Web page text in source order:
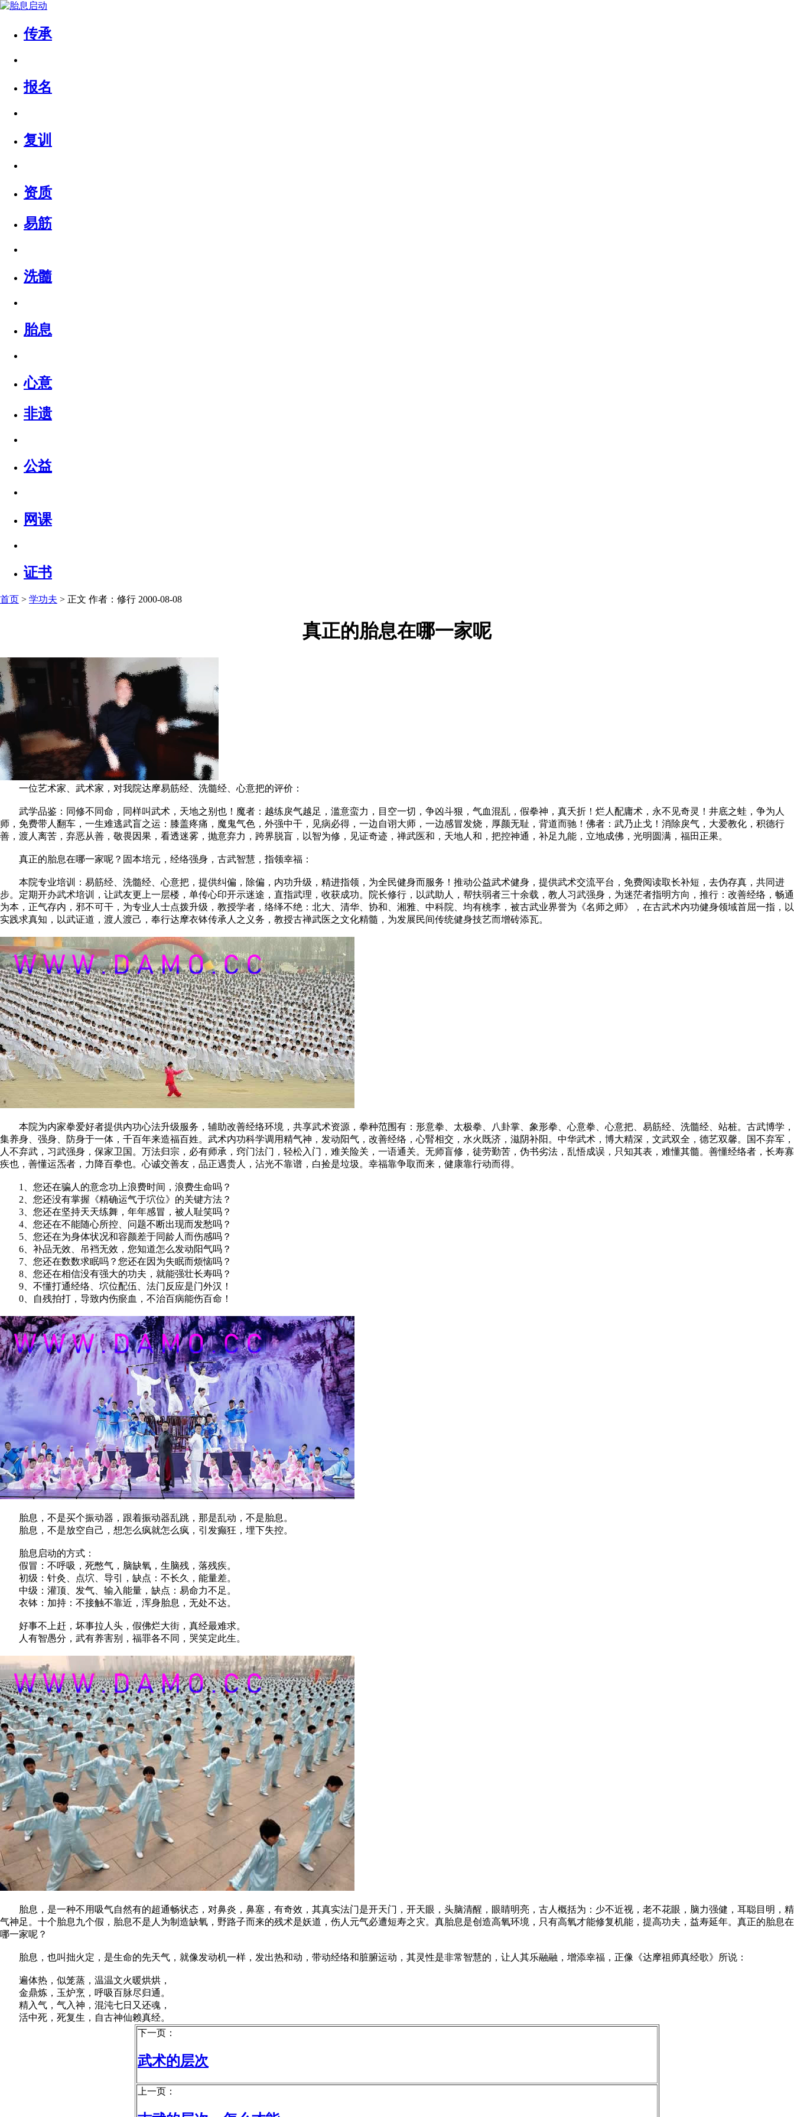
传承
报名
复训
资质
易筋
洗髓
胎息
心意
非遗
公益
网课
证书
首页 > 学功夫 > 正文 作者：修行 2000-08-08
真正的胎息在哪一家呢
一位艺术家、武术家，对我院达摩易筋经、洗髓经、心意把的评价：
武学品鉴：同修不同命，同样叫武术，天地之别也！魔者：越练戾气越足，滥意蛮力，目空一切，争凶斗狠，气血混乱，假拳神，真夭折！烂人配庸术，永不见奇灵！井底之蛙，争为人
师，免费带人翻车，一生难逃武盲之运：膝盖疼痛，魔鬼气色，外强中干，见病必得，一边自诩大师，一边感冒发烧，厚颜无耻，背道而驰！佛者：武乃止戈！消除戾气，大爱教化，积德行
善，渡人离苦，弃恶从善，敬畏因果，看透迷雾，抛意弃力，跨界脱盲，以智为修，见证奇迹，禅武医和，天地人和，把控神通，补足九能，立地成佛，光明圆满，福田正果。
真正的胎息在哪一家呢？固本培元，经络强身，古武智慧，指领幸福：
本院专业培训：易筋经、洗髓经、心意把，提供纠偏，除偏，内功升级，精进指领，为全民健身而服务！推动公益武术健身，提供武术交流平台，免费阅读取长补短，去伪存真，共同进
步。定期开办武术培训，让武友更上一层楼，单传心印开示迷途，直指武理，收获成功。院长修行，以武助人，帮扶弱者三十余载，教人习武强身，为迷茫者指明方向，推行：改善经络，畅通
为本，正气存内，邪不可干，为专业人士点拨升级，教授学者，络绎不绝：北大、清华、协和、湘雅、中科院、均有桃李，被古武业界誉为《名师之师》，在古武术内功健身领域首屈一指，以
实践求真知，以武证道，渡人渡己，奉行达摩衣钵传承人之义务，教授古禅武医之文化精髓，为发展民间传统健身技艺而增砖添瓦。
本院为内家拳爱好者提供内功心法升级服务，辅助改善经络环境，共享武术资源，拳种范围有：形意拳、太极拳、八卦掌、象形拳、心意拳、心意把、易筋经、洗髓经、站桩。古武博学，
集养身、强身、防身于一体，千百年来造福百姓。武术内功科学调用精气神，发动阳气，改善经络，心腎相交，水火既济，滋阴补阳。中华武术，博大精深，文武双全，德艺双馨。国不弃军，
人不弃武，习武强身，保家卫国。万法归宗，必有师承，窍门法门，轻松入门，难关险关，一语通关。无师盲修，徒劳勤苦，伪书劣法，乱悟成误，只知其表，难懂其髓。善懂经络者，长寿寡
疾也，善懂运炁者，力降百拳也。心诚交善友，品正遇贵人，沾光不靠谱，白捡是垃圾。幸福靠争取而来，健康靠行动而得。
1、您还在骗人的意念功上浪费时间，浪费生命吗？
2、您还没有掌握《精确运气于坹位》的关键方法？
3、您还在坚持天天练舞，年年感冒，被人耻笑吗？
4、您还在不能随心所控、问题不断出现而发愁吗？
5、您还在为身体状况和容颜差于同龄人而伤感吗？
6、补品无效、吊裆无效，您知道怎么发动阳气吗？
7、您还在数数求眠吗？您还在因为失眠而烦恼吗？
8、您还在相信没有强大的功夫，就能强壮长寿吗？
9、不懂打通经络、坹位配伍、法门反应是门外汉！
0、自残拍打，导致内伤瘀血，不治百病能伤百命！
胎息，不是买个振动器，跟着振动器乱跳，那是乱动，不是胎息。
胎息，不是放空自己，想怎么疯就怎么疯，引发癫狂，埋下失控。
胎息启动的方式：
假冒：不呼吸，死憋气，脑缺氧，生脑残，落残疾。
初级：针灸、点坹、导引，缺点：不长久，能量差。
中级：灌顶、发气、输入能量，缺点：易命力不足。
衣钵：加持：不接触不靠近，浑身胎息，无处不达。
好事不上赶，坏事拉人头，假佛烂大街，真经最难求。
人有智愚分，武有养害别，福罪各不同，哭笑定此生。
胎息，是一种不用吸气自然有的超通畅状态，对鼻炎，鼻塞，有奇效，其真实法门是开天门，开天眼，头脑清醒，眼睛明亮，古人概括为：少不近视，老不花眼，脑力强健，耳聪目明，精
气神足。十个胎息九个假，胎息不是人为制造缺氧，野路子而来的残术是妖道，伤人元气必遭短寿之灾。真胎息是创造高氧环境，只有高氧才能修复机能，提高功夫，益寿延年。真正的胎息在
哪一家呢？
胎息，也叫拙火定，是生命的先天气，就像发动机一样，发出热和动，带动经络和脏腑运动，其灵性是非常智慧的，让人其乐融融，增添幸福，正像《达摩祖师真经歌》所说：
遍体热，似笼蒸，温温文火暖烘烘，
金鼎炼，玉炉烹，呼吸百脉尽归通。
精入气，气入神，混沌七日又还魂，
活中死，死复生，自古神仙赖真经。
下一页：
武术的层次
上一页：